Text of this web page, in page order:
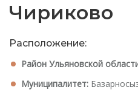
Чириково
Расположение:
Район Ульяновской
Муниципалитет: